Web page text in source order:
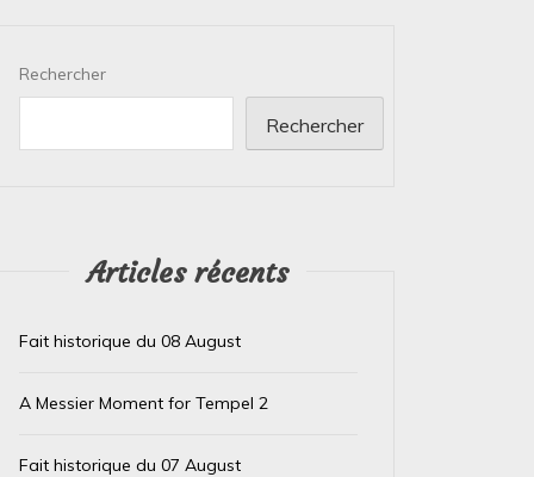
Rechercher
Rechercher
Articles récents
Fait historique du 08 August
A Messier Moment for Tempel 2
Fait historique du 07 August